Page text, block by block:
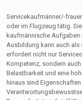
Servicekaufmänner/-
oder im Flugzeug tätig.
kaufmännische Aufgaben
Ausbildung kann auch
erfordert nicht nur
Kompetenz, sondern
Belastbarkeit und eine
hinaus sind